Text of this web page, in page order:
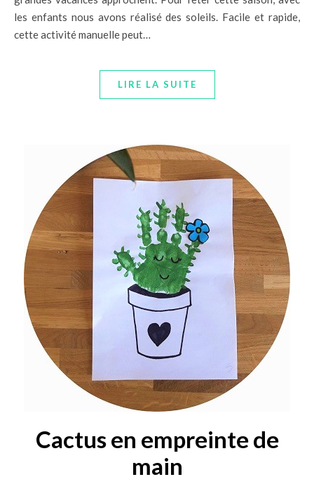
les enfants nous avons réalisé des soleils. Facile et rapide,
cette activité manuelle peut…
LIRE LA SUITE
Cactus en empreinte de
main